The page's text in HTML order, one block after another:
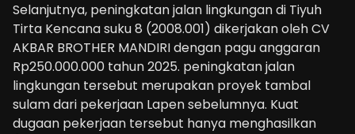
Selanjutnya, peningkatan jalan lingkungan di Tiyuh
Tirta Kencana suku 8 (2008.001) dikerjakan oleh CV
AKBAR BROTHER MANDIRI dengan pagu anggaran
Rp250.000.000 tahun 2025. peningkatan jalan
lingkungan tersebut merupakan proyek tambal
sulam dari pekerjaan Lapen sebelumnya. Kuat
dugaan pekerjaan tersebut hanya menghasilkan